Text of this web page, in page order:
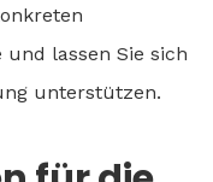
lassen Sie sich
unterstützen.